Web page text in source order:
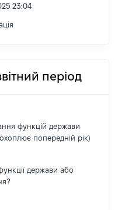
23:04
період
функцій держави
попередній рік)
держави або